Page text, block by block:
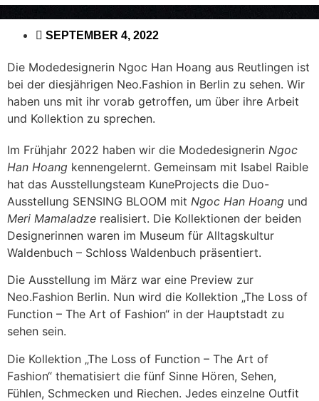
SEPTEMBER 4, 2022
Die Modedesignerin Ngoc Han Hoang aus Reutlingen ist
bei der diesjährigen Neo.Fashion in Berlin zu sehen. Wir
haben uns mit ihr vorab getroffen, um über ihre Arbeit
und Kollektion zu sprechen.
Im Frühjahr 2022 haben wir die Modedesignerin Ngoc
Han Hoang kennengelernt. Gemeinsam mit Isabel Raible
hat das Ausstellungsteam KuneProjects die Duo-
Ausstellung SENSING BLOOM mit Ngoc Han Hoang und
Meri Mamaladze realisiert. Die Kollektionen der beiden
Designerinnen waren im Museum für Alltagskultur
Waldenbuch – Schloss Waldenbuch präsentiert.
Die Ausstellung im März war eine Preview zur
Neo.Fashion Berlin. Nun wird die Kollektion „The Loss of
Function – The Art of Fashion“ in der Hauptstadt zu
sehen sein.
Die Kollektion „The Loss of Function – The Art of
Fashion“ thematisiert die fünf Sinne Hören, Sehen,
Fühlen, Schmecken und Riechen. Jedes einzelne Outfit